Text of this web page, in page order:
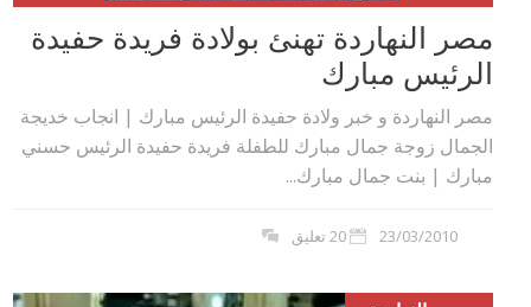
مصر النهاردة تهنئ بولادة فريدة حفيدة
الرئيس مبارك
مصر النهاردة و خبر ولادة حفيدة الرئيس مبارك | انجاب خديجة
الجمال زوجة جمال مبارك للطفلة فريدة حفيدة الرئيس حسني
مبارك | بنت جمال مبارك...
23/03/2010 20 تعليق